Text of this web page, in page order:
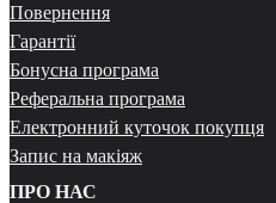
Повернення
Гарантії
Бонусна програма
Реферальна програма
Електронний куточок покупця
Запис на макіяж
ПРО НАС